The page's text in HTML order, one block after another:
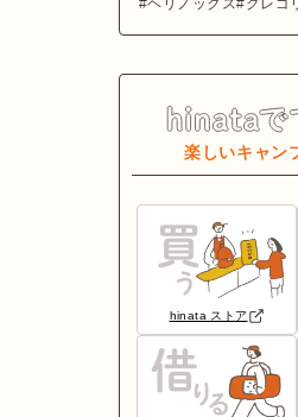
ヘリノックス
グレゴ
楽しいキャン
hinata ストア